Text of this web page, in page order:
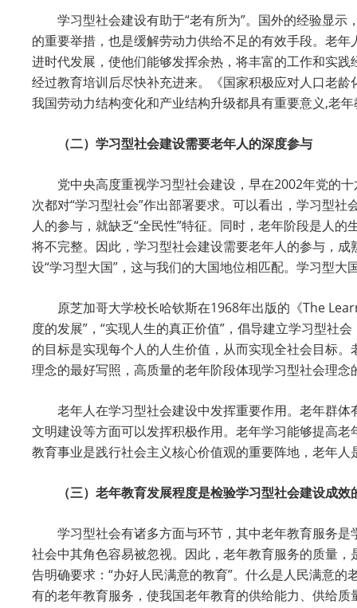
学习型社会建设有助于“老有所为”。国外的经验显
的重要举措，也是缓解劳动力供给不足的有效手段。老
进时代发展，使他们能够发挥余热，将丰富的工作和实
经过教育培训后尽快补充进来。《国家积极应对人口老
我国劳动力结构变化和产业结构升级都具有重要意义,老
（二）学习型社会建设需要老年人的深度参与
党中央高度重视学习型社会建设，早在2002年党的
次都对“学习型社会”作出部署要求。可以看出，学习型
人的参与，就缺乏“全民性”特征。同时，老年阶段是人
将不完整。因此，学习型社会建设需要老年人的参与，
设“学习型大国”，这与我们的大国地位相匹配。学习型
原芝加哥大学校长哈钦斯在1968年出版的《The
度的发展”，“实现人生的真正价值”，倡导建立学习型社
的目标是实现每个人的人生价值，从而实现全社会目标
理念的最好写照，高质量的老年阶段体现学习型社会理念
老年人在学习型社会建设中发挥重要作用。老年群
文明建设等方面可以发挥积极作用。老年学习能够提高
教育事业是践行社会主义核心价值观的重要阵地，老年
（三）老年教育发展程度是检验学习型社会建设成效
学习型社会有诸多方面与环节，其中老年教育服务
社会中其角色容易被忽视。因此，老年教育服务的质量
告明确要求：“办好人民满意的教育”。什么是人民满意
有的老年教育服务，使我国老年教育的供给能力、供给